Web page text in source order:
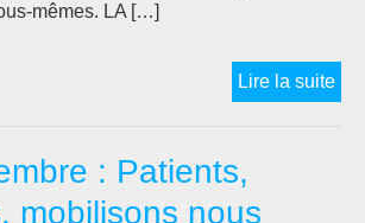
mêmes. LA […]
Lire la suite#10
: Patients,
mobilisons nous